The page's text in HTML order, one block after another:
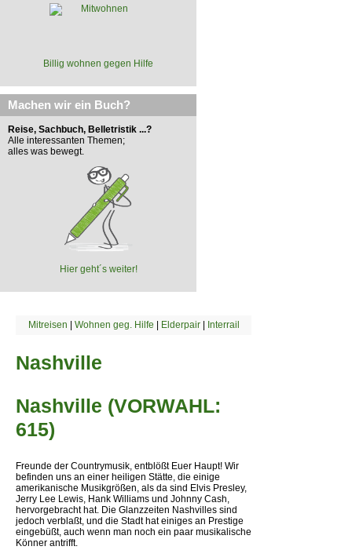
Billig wohnen gegen Hilfe
Machen wir ein Buch?
Reise, Sachbuch, Belletristik ...?
Alle interessanten Themen;
alles was bewegt.
Hier geht´s weiter!
Mitreisen | Wohnen geg. Hilfe | Elderpair| Interrail
Nashville
Nashville (VORWAHL:
615)
Freunde der Countrymusik, entblößt Euer Haupt! Wir
befinden uns an einer heiligen Stätte, die einige
amerikanische Musikgrößen, als da sind Elvis Presley,
Jerry Lee Lewis, Hank Williams und Johnny Cash,
hervorgebracht hat. Die Glanzzeiten Nashvilles sind
jedoch verblaßt, und die Stadt hat einiges an Prestige
eingebüßt, auch wenn man noch ein paar musikalische
Könner antrifft.